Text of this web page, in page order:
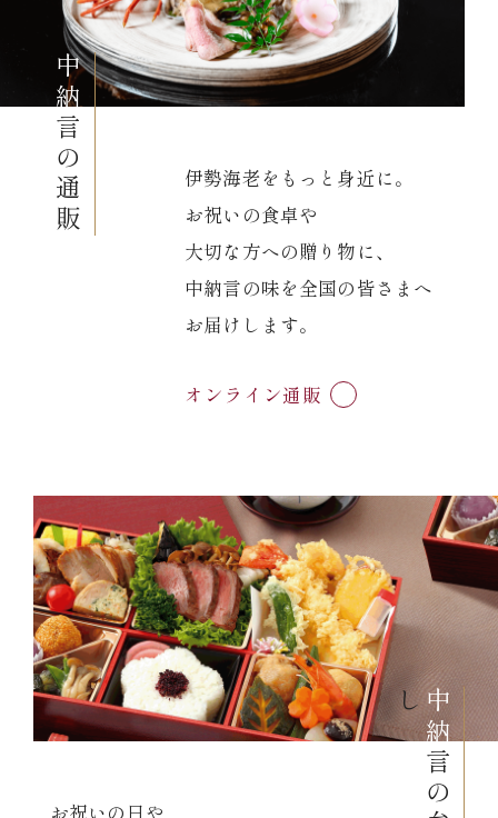
中納
言の通販
伊勢海老をもっと身近に。
お祝いの食卓や
大切な方への贈り物に、
中納言の味を全国の皆さまへ
お届けします。
オンライン通販
中納
し
お祝いの日や